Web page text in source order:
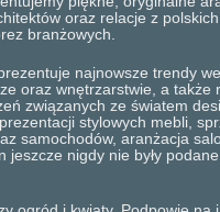
oraz relacje z
branżowych.
najnowsze trendy we
oraz wnętrzarstwie, a także
związanych ze światem
stylowych mebli,
samochodów, aranżacja
jeszcze nigdy nie były